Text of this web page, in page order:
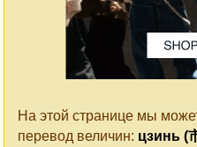
На этой странице мы
перевод величин: цзинь (